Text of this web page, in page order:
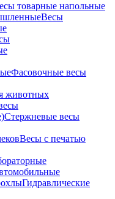
товарные напольные
Весы
Фасовочные весы
животных
Стержневые весы
Весы c печатью
Гидравлические